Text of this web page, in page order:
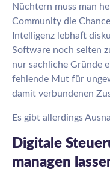
Nüchtern muss man
Community die
Intelligenz lebhaft
Software noch selten
nur sachliche Gründe
fehlende Mut für
damit verbundenen
Es gibt allerdings
Digitale
managen